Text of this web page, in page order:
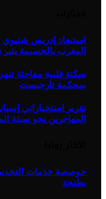
استبعاد إدريس
المغرب بالحسيمة يثير
سكتة قلبية مفاجئة
بمحكمة تارجيست
تقرير استخباراتي
المهاجرين نحو سبتة
خوصصة خدمات
بطنجة